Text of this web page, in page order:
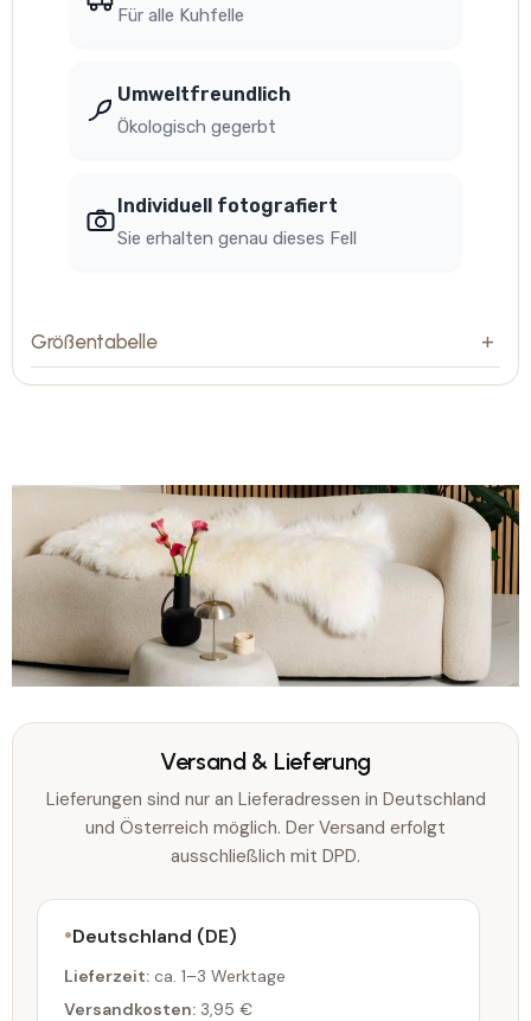
Für alle Kuhfelle
Umweltfreundlich
Ökologisch gegerbt
Individuell fotografiert
Sie erhalten genau dieses Fell
Größentabelle
Versand & Lieferung
Lieferungen sind nur an Lieferadressen in Deutschland
und Österreich möglich. Der Versand erfolgt
ausschließlich mit DPD.
Deutschland (DE)
Lieferzeit: ca. 1–3 Werktage
Versandkosten: 3,95 €